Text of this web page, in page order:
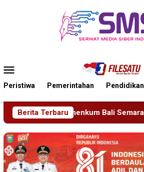
Mobile
Peristiwa Pemerintahan Pendidikan
Berita Terbaru
Hari Pengayoman ke-81